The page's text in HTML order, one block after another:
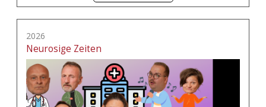
2026
Neurosige Zeiten